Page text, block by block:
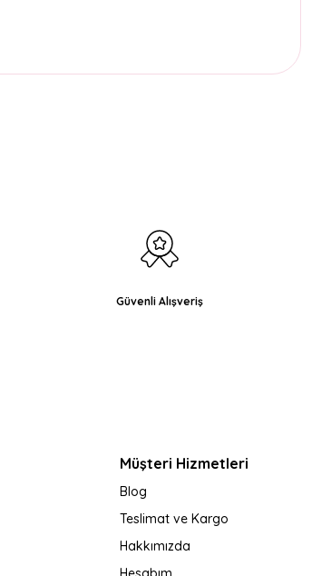
Güvenli Alışveriş
Müşteri Hizmetleri
Blog
Teslimat ve Kargo
Hakkımızda